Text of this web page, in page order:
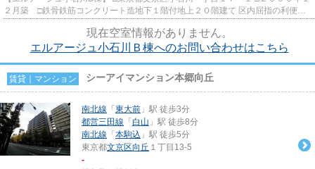
２月築 □鉄骨鉄筋コンクリート造地下１階付地上２０階建て 区内屈指の利便性
現在空室情報がありません。
エルアージュ小石川Ｂ棟へのお問い合わせはこちら
賃貸｜マンション シーアイマンション本郷向丘
南北線 「 東大前 」駅 徒歩3分
都営三田線 「 白山 」駅 徒歩8分
南北線 「 本駒込 」駅 徒歩5分
東京都文京区向丘 １丁目13-5
-